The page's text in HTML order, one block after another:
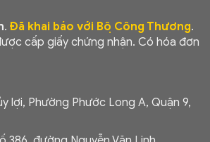
. Đã khai báo với Bộ Công Thương.
cấp giấy chứng nhận. Có hóa đơn
lợi, Phường Phước Long A, Quận 9,